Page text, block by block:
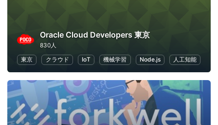
Oracle Cloud Developers 東京
830人
東京
クラウド IoT 機械学習 Node.js 人工知能